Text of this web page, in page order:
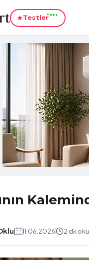
TestlerYeni
11.06.2026 2 dk